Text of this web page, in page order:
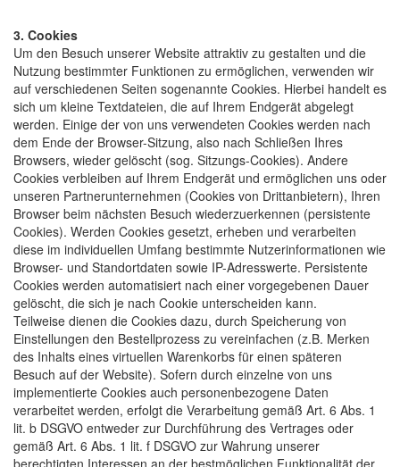
3. Cookies
Um den Besuch unserer Website attraktiv zu gestalten und die
Nutzung bestimmter Funktionen zu ermöglichen, verwenden wir
auf verschiedenen Seiten sogenannte Cookies. Hierbei handelt es
sich um kleine Textdateien, die auf Ihrem Endgerät abgelegt
werden. Einige der von uns verwendeten Cookies werden nach
dem Ende der Browser-Sitzung, also nach Schließen Ihres
Browsers, wieder gelöscht (sog. Sitzungs-Cookies). Andere
Cookies verbleiben auf Ihrem Endgerät und ermöglichen uns oder
unseren Partnerunternehmen (Cookies von Drittanbietern), Ihren
Browser beim nächsten Besuch wiederzuerkennen (persistente
Cookies). Werden Cookies gesetzt, erheben und verarbeiten
diese im individuellen Umfang bestimmte Nutzerinformationen wie
Browser- und Standortdaten sowie IP-Adresswerte. Persistente
Cookies werden automatisiert nach einer vorgegebenen Dauer
gelöscht, die sich je nach Cookie unterscheiden kann.
Teilweise dienen die Cookies dazu, durch Speicherung von
Einstellungen den Bestellprozess zu vereinfachen (z.B. Merken
des Inhalts eines virtuellen Warenkorbs für einen späteren
Besuch auf der Website). Sofern durch einzelne von uns
implementierte Cookies auch personenbezogene Daten
verarbeitet werden, erfolgt die Verarbeitung gemäß Art. 6 Abs. 1
lit. b DSGVO entweder zur Durchführung des Vertrages oder
gemäß Art. 6 Abs. 1 lit. f DSGVO zur Wahrung unserer
berechtigten Interessen an der bestmöglichen Funktionalität der